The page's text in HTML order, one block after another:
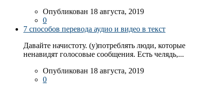
Опубликован 18 августа, 2019
0
7 способов перевода аудио и видео в текст
Давайте начистоту. (у)потреблять люди, которые
ненавидят голосовые сообщения. Есть челядь,...
Опубликован 18 августа, 2019
0